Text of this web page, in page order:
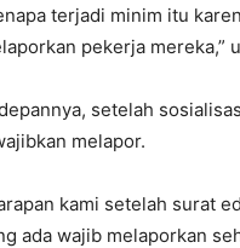
terjadi minim itu
pekerja mereka,”
setelah
melapor.
kami setelah surat
ada wajib melaporkan